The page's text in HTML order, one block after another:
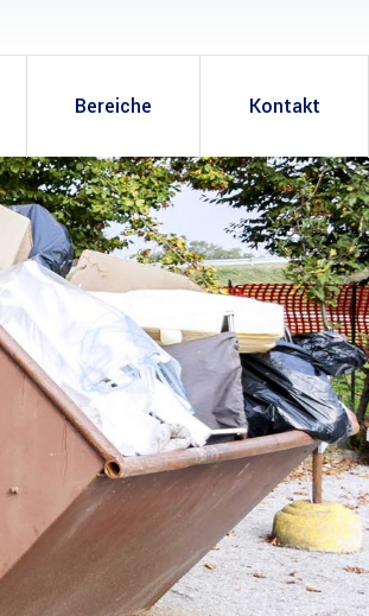
Bereiche Kontakt